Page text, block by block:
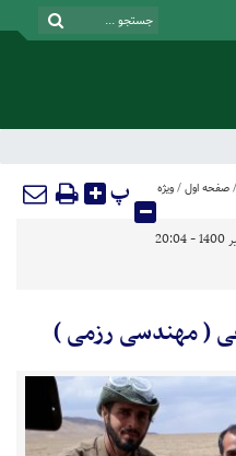
/ صفحه اول / ویژه پ
( مهندسی رزمی )